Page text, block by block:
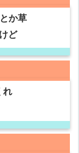
か草
ど
れ